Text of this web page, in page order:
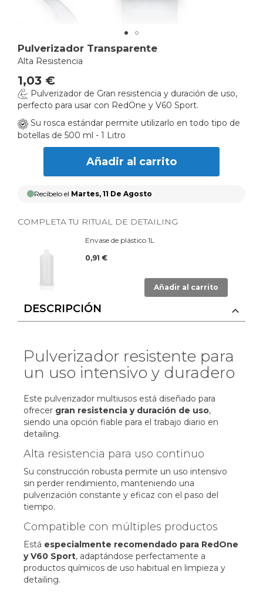
Pulverizador Transparente
Alta Resistencia
1,03 €
Pulverizador de Gran resistencia y duración de uso,
perfecto para usar con RedOne y V60 Sport.
Su rosca estándar permite utilizarlo en todo tipo de
botellas de 500 ml - 1 Litro
Añadir al carrito
Recíbelo el Martes, 11 De Agosto
COMPLETA TU RITUAL DE DETAILING
Envase de plástico 1L
0,91 €
Añadir al carrito
Skip
to
beginning
of
the
images
gallery
DESCRIPCIÓN
Pulverizador resistente para
un uso intensivo y duradero
Este pulverizador multiusos está diseñado para
ofrecer gran resistencia y duración de uso,
siendo una opción fiable para el trabajo diario en
detailing.
Alta resistencia para uso continuo
Su construcción robusta permite un uso intensivo
sin perder rendimiento, manteniendo una
pulverización constante y eficaz con el paso del
tiempo.
Compatible con múltiples productos
Está especialmente recomendado para RedOne
y V60 Sport, adaptándose perfectamente a
productos químicos de uso habitual en limpieza y
detailing.